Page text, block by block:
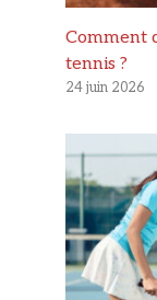
Comment
tennis ?
24 juin 2026